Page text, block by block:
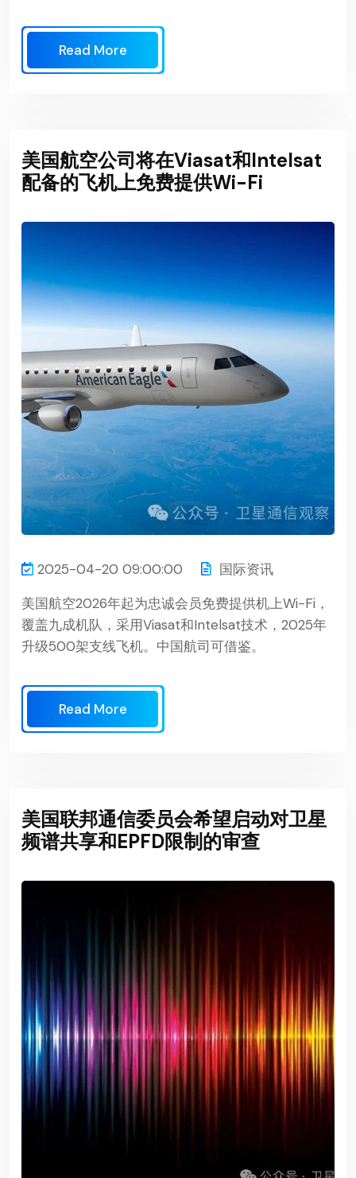
Read More
美国航空公司将在Viasat和Intelsat
配备的飞机上免费提供Wi-Fi
2025-04-20 09:00:00
国际资讯
美国航空2026年起为忠诚会员免费提供机上Wi-Fi，
覆盖九成机队，采用Viasat和Intelsat技术，2025年
升级500架支线飞机。中国航司可借鉴。
Read More
美国联邦通信委员会希望启动对卫星
频谱共享和EPFD限制的审查